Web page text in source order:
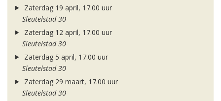
Zaterdag 19 april, 17.00 uur
Sleutelstad 30
Zaterdag 12 april, 17.00 uur
Sleutelstad 30
Zaterdag 5 april, 17.00 uur
Sleutelstad 30
Zaterdag 29 maart, 17.00 uur
Sleutelstad 30